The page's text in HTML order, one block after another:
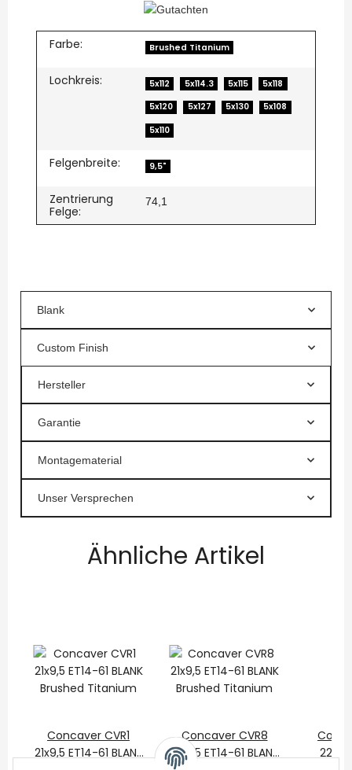
Farbe: Brushed Titanium
Lochkreis: 5x112 5x114.3 5x115
5x118
5x120
5x127 5x130
5x108
5x110
Felgenbreite: 9,5"
Zentrierung
Felge:
74,1
Blank
Custom Finish
Hersteller
Garantie
Montagematerial
Unser Versprechen
Ähnliche Artikel
Concaver CVR1
21x9,5 ET14-61 BLANK
Concaver CVR8
21x9,5 ET14-61 BLANK